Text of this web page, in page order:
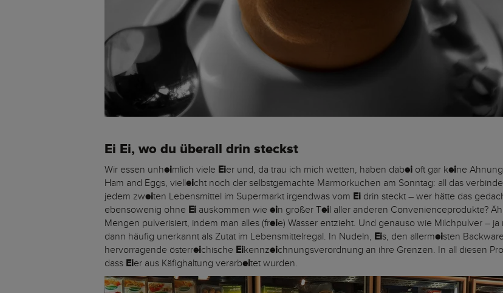
Ei Ei, wo du überall drin steckst
Wir essen unheimlich viele Eier und, da trau ich mich wetten, haben dabei oft gar keine
Ham and Eggs, vielleicht noch der selbstgemachte Marmorkuchen am Sonntag: all das
jedem zweiten Lebensmittel im Supermarkt irgendwas vom Ei drin steckt – wer hätte das
ebensowenig ohne Ei auskommen wie ein großer Teil aller anderen Convenienceprodukte?
Mengen pulverisiert, indem man alles (freie) Wasser entzieht. Und genauso wie Milchpulver – ja
dann häufig unerkannt als Zutat im Lebensmittelregal. In Nudeln, Eis, den allermeisten
hervorragende österreichische Eikennzeichnungsverordnung an ihre Grenzen. In all diesen
dass Eier aus Käfighaltung verarbeitet wurden.